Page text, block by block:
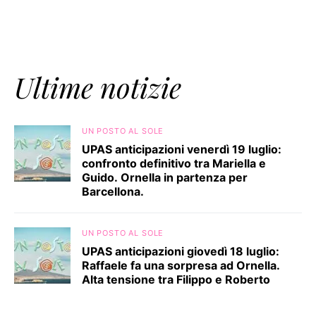
Ultime notizie
UN POSTO AL SOLE
UPAS anticipazioni venerdì 19 luglio:
confronto definitivo tra Mariella e
Guido. Ornella in partenza per
Barcellona.
UN POSTO AL SOLE
UPAS anticipazioni giovedì 18 luglio:
Raffaele fa una sorpresa ad Ornella.
Alta tensione tra Filippo e Roberto